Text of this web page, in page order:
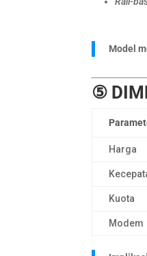
Model
⑤
Harga
Kuota
Modem